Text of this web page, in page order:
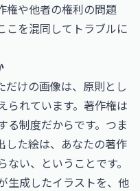
権や他者の権利の問題
こを混同してトラブルに
だけの画像は、原則とし
られています。著作権は
る制度だからです。つま
した絵は、あなたの著作
い、ということです。
生成したイラストを、他